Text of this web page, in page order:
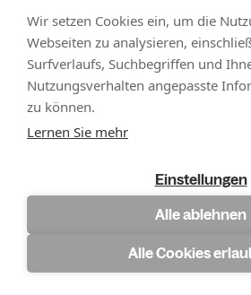
+43 5574 82731
office@kammgarn.at
↳Summer Sessions
Besuch
Haus
Wir setzen Cookies ein, um die
Webseiten zu analysieren,
Surfverlaufs, Suchbegriffen und
Nutzungsverhalten angepasste
zu können.
Lernen Sie mehr
Einstellungen
Alle ablehnen
Alle Cookies